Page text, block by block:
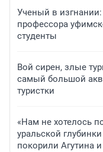
Ученый в
профессора
студенты
Вой сирен, злые
самый большой
туристки
«Нам не хотелось
уральской
покорили Агутина